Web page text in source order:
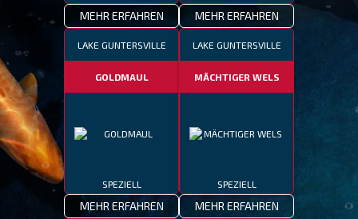
MEHR ERFAHREN MEHR ERFAHREN
LAKE GUNTERSVILLE
GOLDMAUL
SPEZIELL
MEHR ERFAHREN
LAKE GUNTERSVILLE
MÄCHTIGER WELS
SPEZIELL
MEHR ERFAHREN